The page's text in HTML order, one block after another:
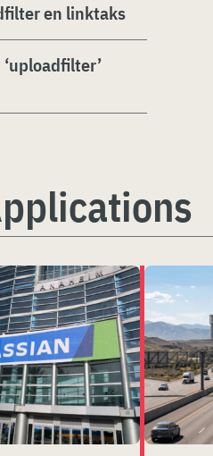
en linktaks